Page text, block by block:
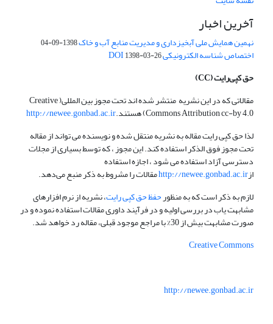
آخرین اخبار
نهمین همایش ملی آبخیزداری و مدیریت منابع آب و خاک1398-09-04
اختصاص شناسه الکترونیکی DOI1398-03-26
حق کپی‌رایت(CC)
مقالاتی که در این نشریه منتشر شده اند تحت مجوز بین المللی( Creative
Commons Attribution cc-by 4.0) هستند.
http://newee.gonbad.ac.ir
لذا حق کپی رایت مقاله به نشریه منتقل شده و نویسنده می تواند از مقاله
تحت مجوز فوق الذکر استفاده کند. این مجوز ، که توسط بسیاری از مجلات
دسترسی آزاد استفاده می شود ، اجازه استفاده
ازhttp://newee.gonbad.ac.irمقالات را مشروط به ذکر منبع می‌دهد.
لازم به ذکر است که به منظورحفظ حق کپی رایت، نشریه از نرم افزارهای
مشابهت یاب در بررسی اولیه و در فرآیند داوری مقالات استفاده نموده و در
صورت مشابهت بیش از 30% با مراجع موجود قبلی، مقاله رد خواهد شد.
Creative Commons
http://newee.gonbad.ac.ir